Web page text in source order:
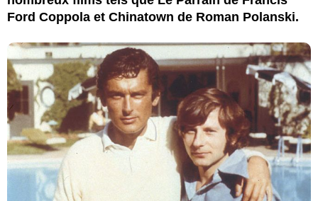
Ford Coppola et Chinatown de Roman Polanski.